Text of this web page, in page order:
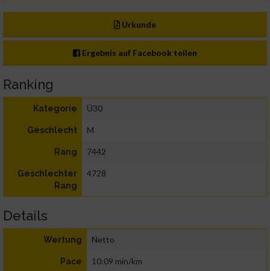
Urkunde
Ergebnis auf Facebook teilen
Ranking
Kategorie Ü30
Geschlecht M
Rang 7442
Geschlechter
Rang
4728
Details
Wertung Netto
Pace 10:09 min/km